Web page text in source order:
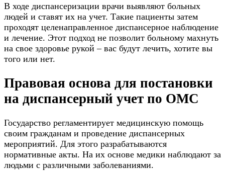
В ходе диспансеризации врачи выявляют больных
людей и ставят их на учет. Такие пациенты затем
проходят целенаправленное диспансерное наблюдение
и лечение. Этот подход не позволит больному махнуть
на свое здоровье рукой – вас будут лечить, хотите вы
того или нет.
Правовая основа для постановки
на диспансерный учет по ОМС
Государство регламентирует медицинскую помощь
своим гражданам и проведение диспансерных
мероприятий. Для этого разрабатываются
нормативные акты. На их основе медики наблюдают за
людьми с различными заболеваниями.